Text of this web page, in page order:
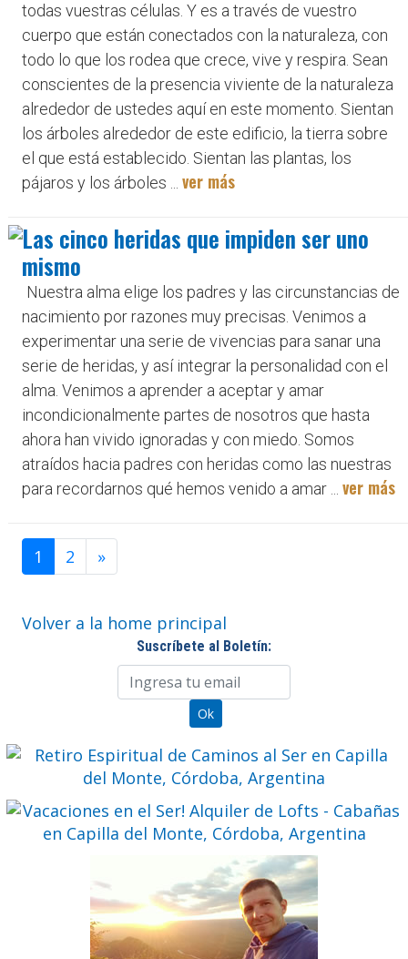
todas vuestras células. Y es a través de vuestro
cuerpo que están conectados con la naturaleza, con
todo lo que los rodea que crece, vive y respira. Sean
conscientes de la presencia viviente de la naturaleza
alrededor de ustedes aquí en este momento. Sientan
los árboles alrededor de este edificio, la tierra sobre
el que está establecido. Sientan las plantas, los
pájaros y los árboles ... ver más
Las cinco heridas que impiden ser uno
mismo
Nuestra alma elige los padres y las circunstancias de
nacimiento por razones muy precisas. Venimos a
experimentar una serie de vivencias para sanar una
serie de heridas, y así integrar la personalidad con el
alma. Venimos a aprender a aceptar y amar
incondicionalmente partes de nosotros que hasta
ahora han vivido ignoradas y con miedo. Somos
atraídos hacia padres con heridas como las nuestras
para recordarnos qué hemos venido a amar ... ver más
1 2 »
Volver a la home principal
Suscríbete al Boletín: